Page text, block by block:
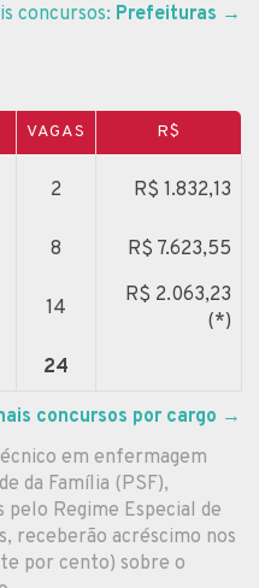
concursos: Prefeituras →
VAGAS R$
2 R$ 1.832,13
8
R$ 7.623,55
14
R$ 2.063,23
(*)
24
concursos por cargo →
em enfermagem
da Família (PSF),
pelo Regime Especial de
receberão acréscimo nos
por cento) sobre o